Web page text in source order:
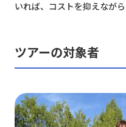
いれば、コストを抑えなが
ツアーの対象者